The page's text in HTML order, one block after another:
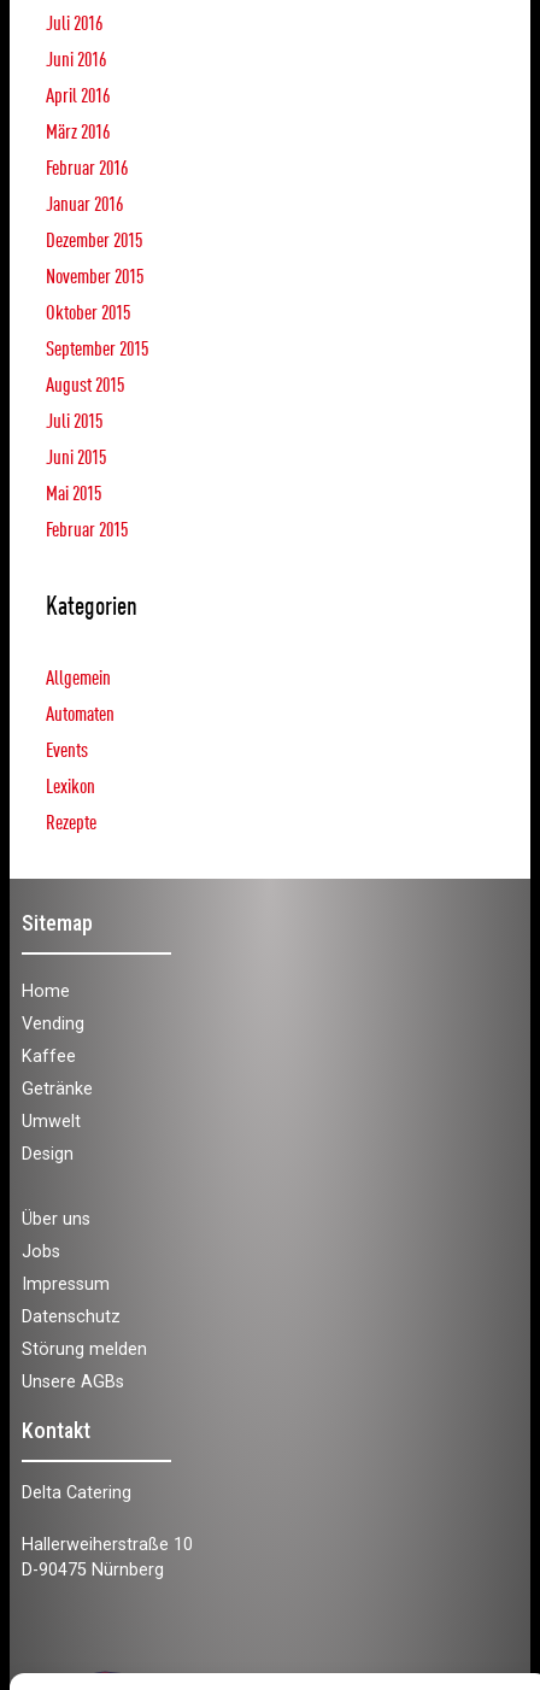
Juli 2016
Juni 2016
April 2016
März 2016
Februar 2016
Januar 2016
Dezember 2015
November 2015
Oktober 2015
September 2015
August 2015
Juli 2015
Juni 2015
Mai 2015
Februar 2015
Kategorien
Allgemein
Automaten
Events
Lexikon
Rezepte
Sitemap
Home
Vending
Kaffee
Getränke
Umwelt
Design
Über uns
Jobs
Impressum
Datenschutz
Störung melden
Unsere AGBs
Kontakt
Delta Catering
Hallerweiherstraße 10
D-90475 Nürnberg